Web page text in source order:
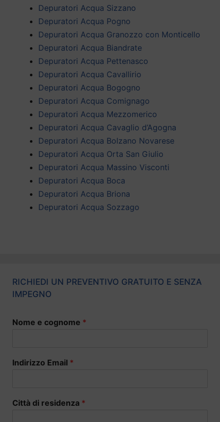
Depuratori Acqua Sizzano
Depuratori Acqua Pogno
Depuratori Acqua Granozzo con Monticello
Depuratori Acqua Biandrate
Depuratori Acqua Pettenasco
Depuratori Acqua Cavallirio
Depuratori Acqua Bogogno
Depuratori Acqua Comignago
Depuratori Acqua Mezzomerico
Depuratori Acqua Cavaglio d’Agogna
Depuratori Acqua Bolzano Novarese
Depuratori Acqua Orta San Giulio
Depuratori Acqua Massino Visconti
Depuratori Acqua Boca
Depuratori Acqua Briona
Depuratori Acqua Sozzago
RICHIEDI UN PREVENTIVO GRATUITO E SENZA
IMPEGNO
Nome e cognome *
Indirizzo Email *
Città di residenza *